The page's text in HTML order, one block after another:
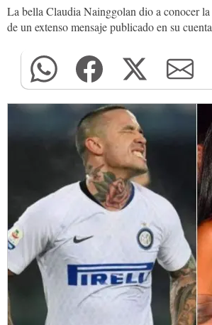
La bella Claudia Nainggolan dio a conocer
de un extenso mensaje publicado en su